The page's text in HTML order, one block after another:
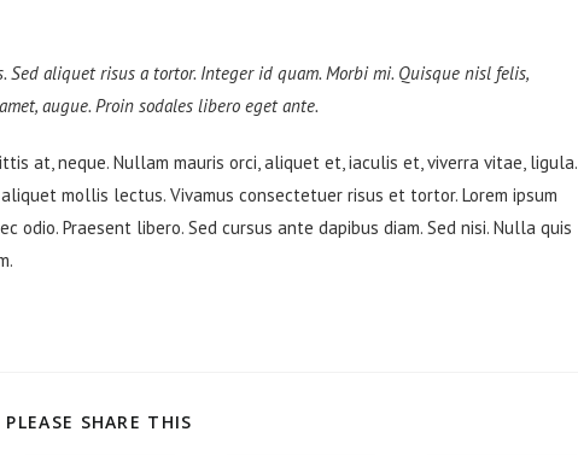
Sed aliquet risus a tortor. Integer id quam. Morbi mi. Quisque nisl felis,
augue. Proin sodales libero eget ante.
at, neque. Nullam mauris orci, aliquet et, iaculis et, viverra vitae, ligula.
mollis lectus. Vivamus consectetuer risus et tortor. Lorem ipsum
Praesent libero. Sed cursus ante dapibus diam. Sed nisi. Nulla quis
PLEASE SHARE THIS